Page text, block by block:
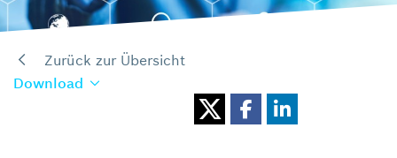
Zurück zur Übersicht
Download